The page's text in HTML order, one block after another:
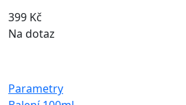
399 Kč
Na dotaz
Parametry